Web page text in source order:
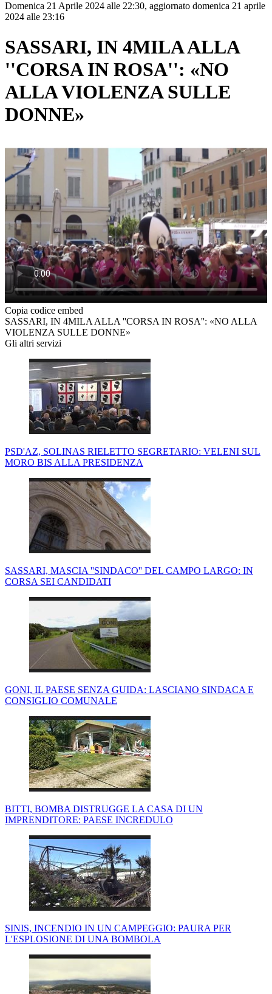
Domenica 21 Aprile 2024 alle 22:30, aggiornato domenica 21 aprile
2024 alle 23:16
SASSARI, IN 4MILA ALLA
''CORSA IN ROSA'': «NO
ALLA VIOLENZA SULLE
DONNE»
Copia codice embed
SASSARI, IN 4MILA ALLA ''CORSA IN ROSA'': «NO ALLA
VIOLENZA SULLE DONNE»
Gli altri servizi
PSD'AZ, SOLINAS RIELETTO SEGRETARIO: VELENI SUL
MORO BIS ALLA PRESIDENZA
SASSARI, MASCIA ''SINDACO'' DEL CAMPO LARGO: IN
CORSA SEI CANDIDATI
GONI, IL PAESE SENZA GUIDA: LASCIANO SINDACA E
CONSIGLIO COMUNALE
BITTI, BOMBA DISTRUGGE LA CASA DI UN
IMPRENDITORE: PAESE INCREDULO
SINIS, INCENDIO IN UN CAMPEGGIO: PAURA PER
L'ESPLOSIONE DI UNA BOMBOLA